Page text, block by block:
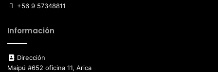
+56 9 57348811
Información
Dirección
Maipú #652 oficina 11, Arica